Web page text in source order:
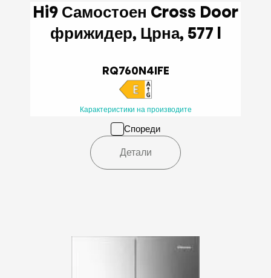
Hi9 Самостоен Cross Door
фрижидер, Црна, 577 l
RQ760N4IFE
Карактеристики на производите
Спореди
Детали